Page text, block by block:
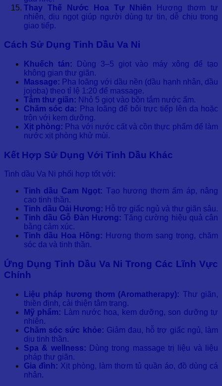
Thay Thế Nước Hoa Tự Nhiên Hương thơm tự
nhiên, dịu ngọt giúp người dùng tự tin, dễ chịu trong
giao tiếp.
Cách Sử Dụng Tinh Dầu Va Ni
Khuếch tán: Dùng 3–5 giọt vào máy xông để tạo
không gian thư giãn.
Massage: Pha loãng với dầu nền (dầu hạnh nhân, dầu
jojoba) theo tỉ lệ 1:20 để massage.
Tắm thư giãn: Nhỏ 5 giọt vào bồn tắm nước ấm.
Chăm sóc da: Pha loãng để bôi trực tiếp lên da hoặc
trộn với kem dưỡng.
Xịt phòng: Pha với nước cất và cồn thực phẩm để làm
nước xịt phòng khử mùi.
Kết Hợp Sử Dụng Với Tinh Dầu Khác
Tinh dầu Va Ni phối hợp tốt với:
Tinh dầu Cam Ngọt: Tạo hương thơm ấm áp, nâng
cao tinh thần.
Tinh dầu Oải Hương: Hỗ trợ giấc ngủ và thư giãn sâu.
Tinh dầu Gỗ Đàn Hương: Tăng cường hiệu quả cân
bằng cảm xúc.
Tinh dầu Hoa Hồng: Hương thơm sang trọng, chăm
sóc da và tinh thần.
Ứng Dụng Tinh Dầu Va Ni Trong Các Lĩnh Vực
Chính
Liệu pháp hương thơm (Aromatherapy): Thư giãn,
thiền định, cải thiện tâm trạng.
Mỹ phẩm: Làm nước hoa, kem dưỡng, son dưỡng tự
nhiên.
Chăm sóc sức khỏe: Giảm đau, hỗ trợ giấc ngủ, làm
dịu tinh thần.
Spa & wellness: Dùng trong massage trị liệu và liệu
pháp thư giãn.
Gia đình: Xịt phòng, làm thơm tủ quần áo, đồ dùng cá
nhân.